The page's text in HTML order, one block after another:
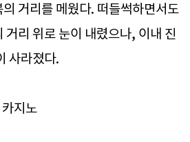
거리를 메웠다. 떠들썩하면서도
거리 위로 눈이 내렸으나, 이내 진
사라졌다.
지노